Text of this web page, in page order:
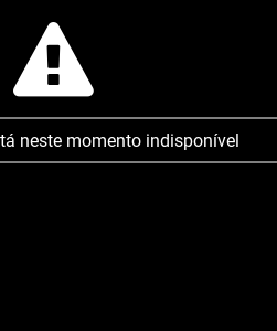
neste momento indisponível